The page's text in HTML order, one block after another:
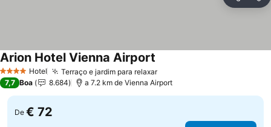
4 EstrelasHotel Terraço e jardim para relaxar
Arion Hotel Vienna Airport
7,7 Boa 8.684 a 7.2 km de Vienna Airport
De € 72